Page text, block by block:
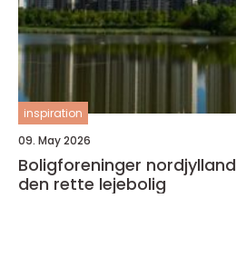
inspiration
09. May 2026
Boligforeninger nordjylland sådan finder du
den rette lejebolig